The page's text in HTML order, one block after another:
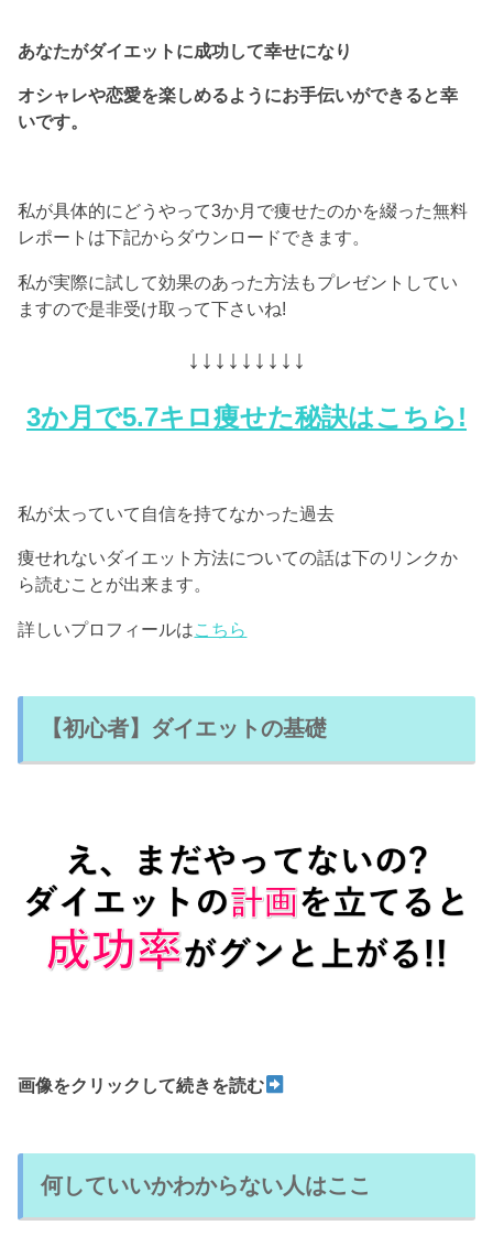
あなたがダイエットに成功して幸せになり
オシャレや恋愛を楽しめるようにお手伝いができると幸
いです。
私が具体的にどうやって3か月で痩せたのかを綴った無料
レポートは下記からダウンロードできます。
私が実際に試して効果のあった方法もプレゼントしてい
ますので是非受け取って下さいね!
↓↓↓↓↓↓↓↓↓
3か月で5.7キロ痩せた秘訣はこちら!
私が太っていて自信を持てなかった過去
痩せれないダイエット方法についての話は下のリンクか
ら読むことが出来ます。
詳しいプロフィールは こちら
【初心者】ダイエットの基礎
画像をクリックして続きを読む
何していいかわからない人はここ